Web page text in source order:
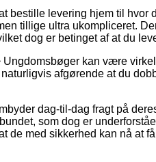
bestille levering hjem til hvor
tillige ultra ukompliceret.
dog er betinget af at du
Ungdomsbøger kan være
afgørende at du
dag-til-dag fragt på
som dog er
de med sikkerhed kan nå at